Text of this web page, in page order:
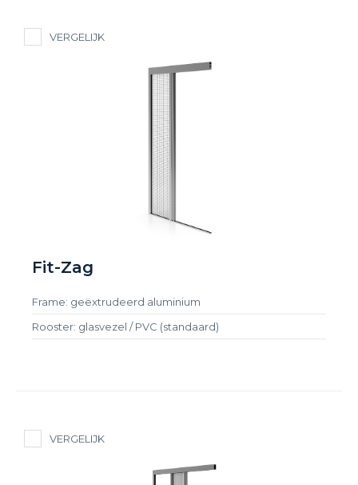
VERGELIJK
Fit-Zag
Frame: geëxtrudeerd aluminium
Rooster: glasvezel / PVC (standaard)
VERGELIJK